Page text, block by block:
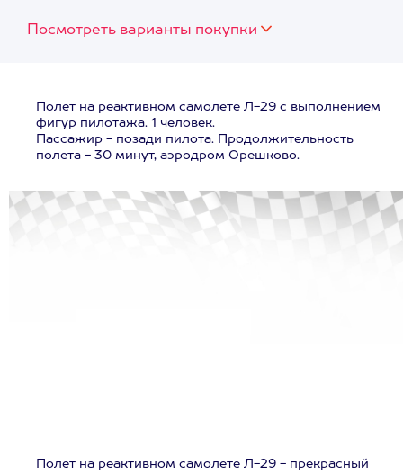
Посмотреть варианты покупки
Полет на реактивном самолете Л-29 с выполнением
фигур пилотажа. 1 человек.
Пассажир - позади пилота. Продолжительность
полета - 30 минут, аэродром Орешково.
Полет на реактивном самолете Л-29 - прекрасный